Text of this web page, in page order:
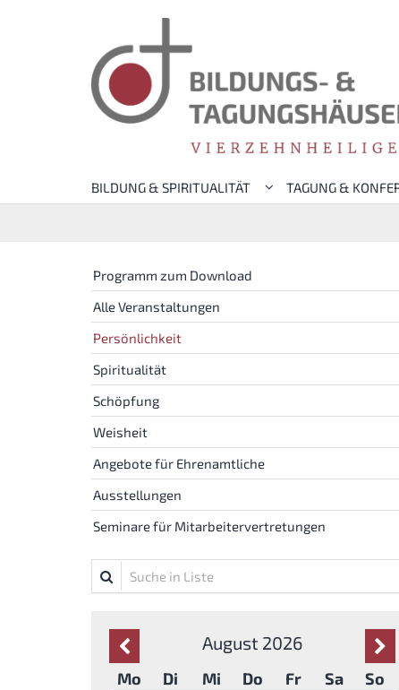
BILDUNG & SPIRITUALITÄT TAGUNG &
Programm zum Download
Alle Veranstaltungen
Persönlichkeit
Spiritualität
Schöpfung
Weisheit
Angebote für Ehrenamtliche
Ausstellungen
Seminare für Mitarbeitervertretungen
Suche in Liste
Vorherige SeiteAugust 2026
Mo Di Mi Do Fr Sa
So